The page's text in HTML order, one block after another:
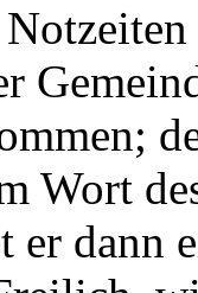
Wort
dann